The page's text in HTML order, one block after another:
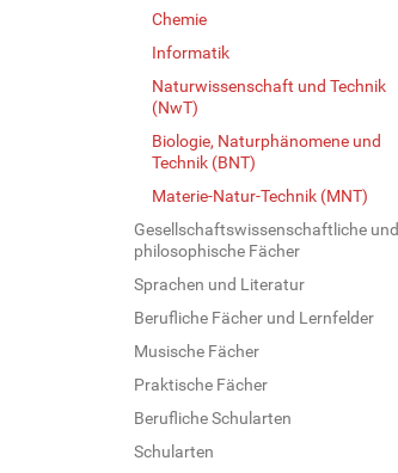
Chemie
Informatik
Naturwissenschaft und Technik
(NwT)
Biologie, Naturphänomene und
Technik (BNT)
Materie-Natur-Technik (MNT)
Gesellschaftswissenschaftliche und
philosophische Fächer
Sprachen und Literatur
Berufliche Fächer und Lernfelder
Musische Fächer
Praktische Fächer
Berufliche Schularten
Schularten